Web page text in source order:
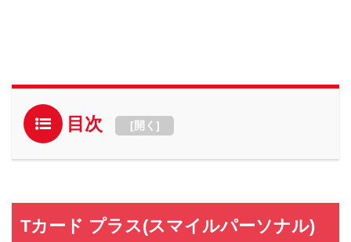
目次 [開く ]
Tカード プラス(スマイルパーソナル)